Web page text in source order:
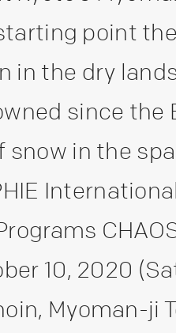
point
in the dry
since the
snow in the
10, 2020
Myoman-ji